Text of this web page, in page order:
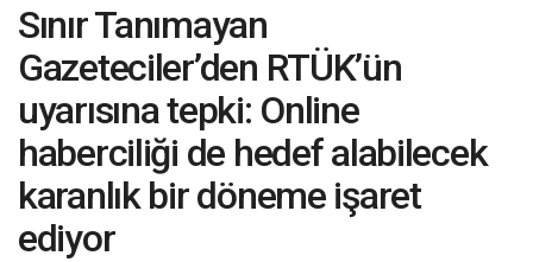
Sınır Tanımayan
Gazeteciler’den RTÜK’ün
uyarısına tepki: Online
haberciliği de hedef alabilecek
karanlık bir döneme işaret
ediyor